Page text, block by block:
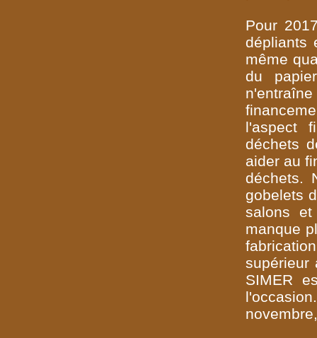
Pour
dépliants
même
du
l'aspect
déchets
aider au
déchets.
gobelets
salons
manque
supérieur
SIMER